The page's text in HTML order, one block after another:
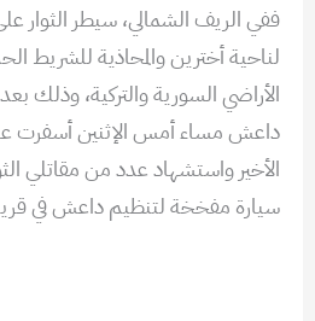
ففي الريف الشمالي، سيطر الثوار
لناحية أخترين والمحاذية للشريط
الأراضي السورية والتركية، وذلك
داعش مساء أمس الإثنين أسفرت
الأخير واستشهاد عدد من مقاتلي
سيارة مفخخة لتنظيم داعش في